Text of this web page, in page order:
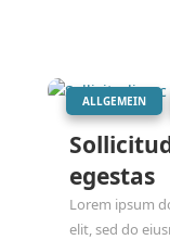
egestas
| ALLGEMEIN
Lorem ipsum
elit, sed do